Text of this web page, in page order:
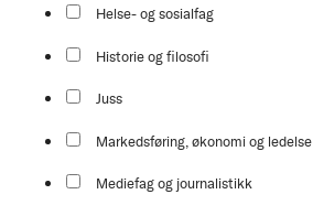
Helse- og sosialfag
Historie og filosofi
Juss
Markedsføring, økonomi og ledelse
Mediefag og journalistikk